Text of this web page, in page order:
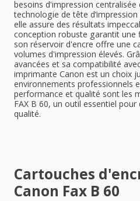
besoins d'impression
technologie de tête
elle assure des résultats
conception robuste garantit une
son réservoir d'encre offre une
volumes d'impression élevés.
avancées et sa compatibilité
imprimante Canon est un choix
environnements professionnels
performance et qualité sont les
FAX B 60, un outil essentiel
qualité.
Cartouches
Canon Fax B 60